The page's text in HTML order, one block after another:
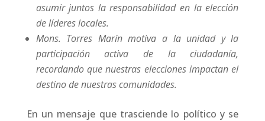
asumir juntos la responsabilidad en la elección
de líderes locales.
Mons. Torres Marín motiva a la unidad y la
participación activa de la ciudadanía,
recordando que nuestras elecciones impactan el
destino de nuestras comunidades.
En un mensaje que trasciende lo político y se